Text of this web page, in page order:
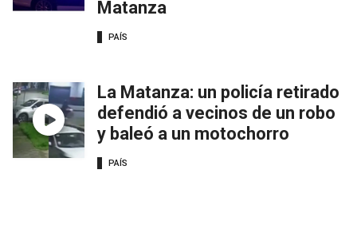
Matanza
PAÍS
La Matanza: un policía retirado
defendió a vecinos de un robo
y baleó a un motochorro
PAÍS